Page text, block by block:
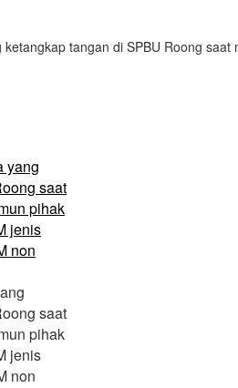
tangan di SPBU Roong
saat
pihak
jenis
non